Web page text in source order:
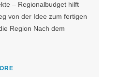
– Regionalbudget hilft
von der Idee zum fertigen
Region Nach dem